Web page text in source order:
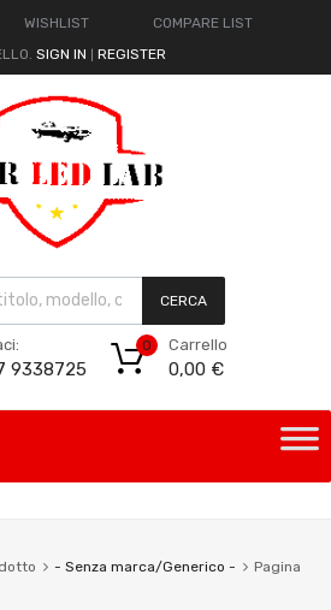
WISHLIST
COMPARE LIST
SIGN IN REGISTER
CERCA
9338725
Carrello
0,00 €
0
- Senza marca/Generico -
Pagina